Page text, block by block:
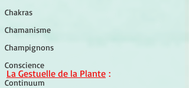
Chakras
Chamanisme
Champignons
Conscience
Continuum
La Gestuelle de la Plante :